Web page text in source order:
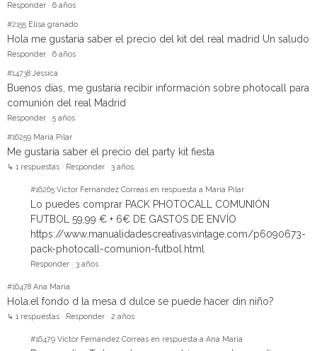
Responder · 6 años
#2155 Elisa granado
Hola me gustaria saber el precio del kit del real madrid Un saludo
Responder · 6 años
#14738 Jessica
Buenos días, me gustaría recibir información sobre photocall para
comunión del real Madrid
Responder · 5 años
#16259 María Pilar
Me gustaría saber el precio del party kit fiesta
↳ 1 respuestas · Responder · 3 años
#16265 Victor Fernández Correas en respuesta a María Pilar
Lo puedes comprar PACK PHOTOCALL COMUNIÓN
FUTBOL 59,99 € + 6€ DE GASTOS DE ENVÍO
https://www.manualidadescreativasvintage.com/p6090673-
pack-photocall-comunion-futbol.html
Responder · 3 años
#16478 Ana María
Hola.el fondo d la mesa d dulce se puede hacer din niño?
↳ 1 respuestas · Responder · 2 años
#16479 Victor Fernández Correas en respuesta a Ana María